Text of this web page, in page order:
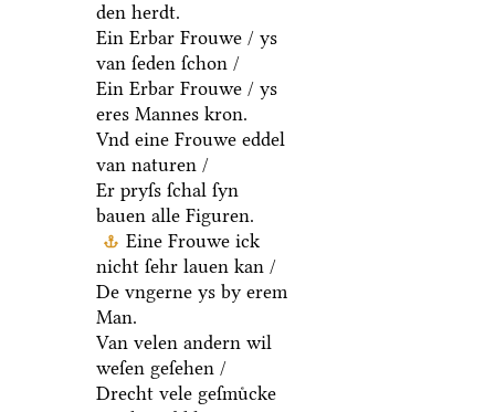
den herdt.
Ein Erbar Frouwe / ys
van ſeden ſchon /
Ein Erbar Frouwe / ys
eres Mannes kron.
Vnd eine Frouwe eddel
van naturen /
Er pryſs ſchal ſyn
bauen alle Figuren.
Eine Frouwe ick
nicht ſehr lauen kan /
De vngerne ys by erem
Man.
Van velen andern wil
weſen geſehen /
Drecht vele geſmuͤcke